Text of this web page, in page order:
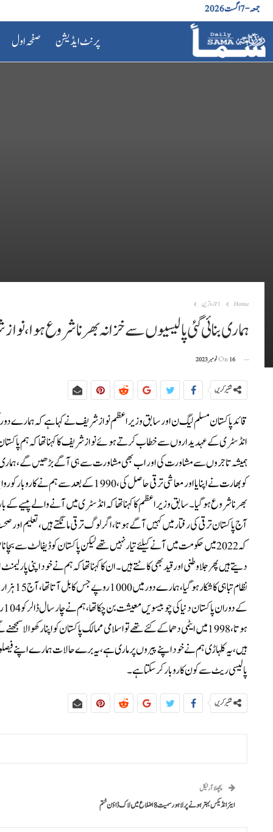
جمعہ - 7 اگست 2026
پرنٹ ایڈیشن صفحہ اول
Home 1تازہ ترین
ہماری بنائی گئی پالیسیوں سے خزانہ بھرنا شروع
On16 نومبر 2023
شئیر کریں
قائد پاکستان مسلم لیگ ن اور سابق وزیراعظم نواز شریف نے کہا ہے کہ ہمارے دور
انڈسٹری کے عہدیداروں سے خطاب کرتے ہوئے نوازشریف کا کہنا تھا کہ ہم
ہمیشہ تاجروں سے مشاورت کی اور اب بھی مشاورت سے ہی آگے بڑھیں گے، ہماری
کو بھارت نے اپنایا اور معاشی ترقی
آج پاکستان ترقی کی رفتار میں کہیں آگے ہوتا، اگر لوگ ترقی مانگتے ہیں، تعلیم
کہ 2022 میں حکومت میں آنے کیلئے تیار نہیں تھے لیکن پاکستان کو ڈیفالٹ
دیتے ہیں پھر جلا وطنی اور قید بھی کاٹتے ہیں۔ان کا کہنا تھا کہ ہم نے خود اپنی
ہوتا، 1998 میں ایٹمی دھماکے کئے تھے تو اسلامی ممالک پاکستان کو اپنا
پالیسی ریٹ سے کون کاروبار کر سکتا ہے۔
شئیر کریں
پچھلا آرٹیکل
ایئر انڈیکس بہتر ہونے پر لاہور سمیت 8 اضلاع میں لاک ڈاؤن ختم